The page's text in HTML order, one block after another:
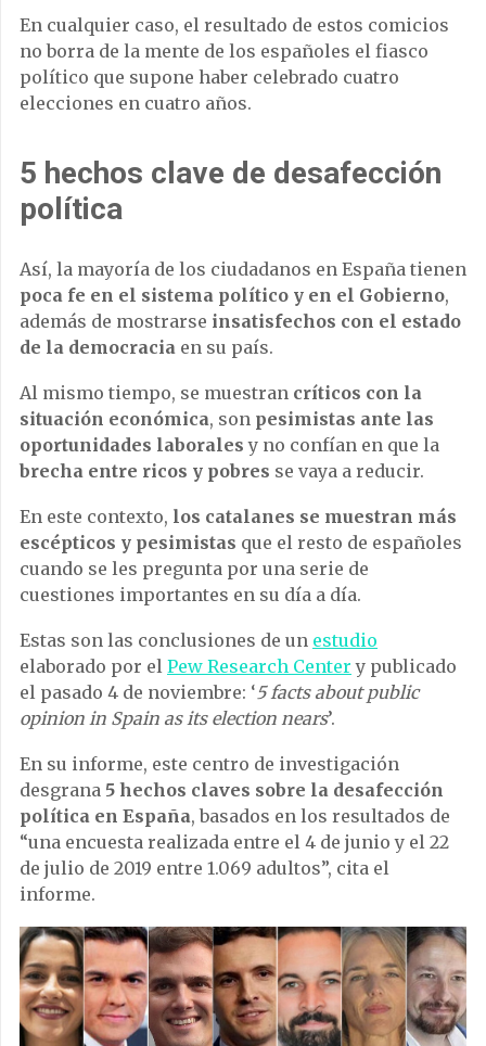
En cualquier caso, el resultado de estos comicios
no borra de la mente de los españoles el fiasco
político que supone haber celebrado cuatro
elecciones en cuatro años.
5 hechos clave de desafección
política
Así, la mayoría de los ciudadanos en España tienen
poca fe en el sistema político y en el Gobierno,
además de mostrarse insatisfechos con el estado
de la democracia en su país.
Al mismo tiempo, se muestran críticos con la
situación económica, son pesimistas ante las
oportunidades laborales y no confían en que la
brecha entre ricos y pobres se vaya a reducir.
En este contexto, los catalanes se muestran más
escépticos y pesimistas que el resto de españoles
cuando se les pregunta por una serie de
cuestiones importantes en su día a día.
Estas son las conclusiones de un estudio
elaborado por el Pew Research Center y publicado
el pasado 4 de noviembre: ‘ 5 facts about public
opinion in Spain as its election nears’.
En su informe, este centro de investigación
desgrana 5 hechos claves sobre la desafección
política en España, basados en los resultados de
“una encuesta realizada entre el 4 de junio y el 22
de julio de 2019 entre 1.069 adultos”, cita el
informe.